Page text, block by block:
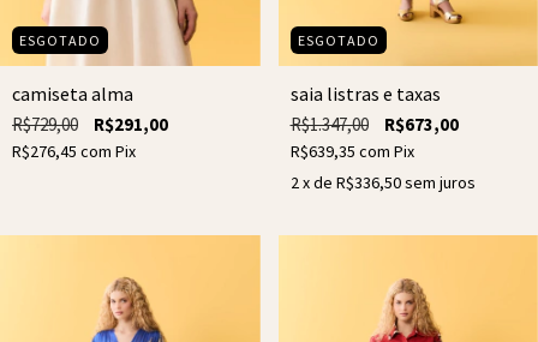
ESGOTADO
camiseta alma
R$729,00 R$291,00
R$276,45 com Pix
ESGOTADO
saia listras e taxas
R$1.347,00 R$673,00
R$639,35 com Pix
2x de R$336,50sem juros